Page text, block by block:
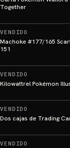
Together
VENDIDO
Machoke #177/165
151
VENDIDO
Kilowattrel Pokémon
VENDIDO
Dos cajas de Trading
VENDIDO